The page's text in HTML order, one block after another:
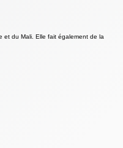
et du Mali. Elle fait également de la